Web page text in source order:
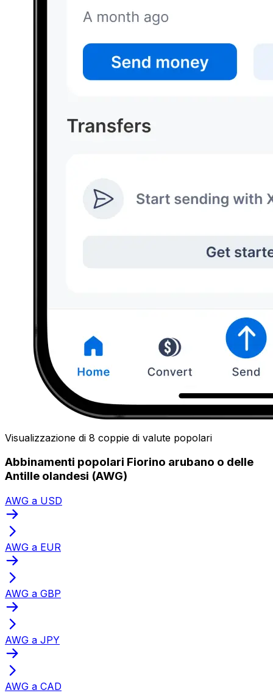
Visualizzazione di 8 coppie di valute popolari
Abbinamenti popolari Fiorino arubano o delle
Antille olandesi (AWG)
AWG a USD
AWG a EUR
AWG a GBP
AWG a JPY
AWG a CAD